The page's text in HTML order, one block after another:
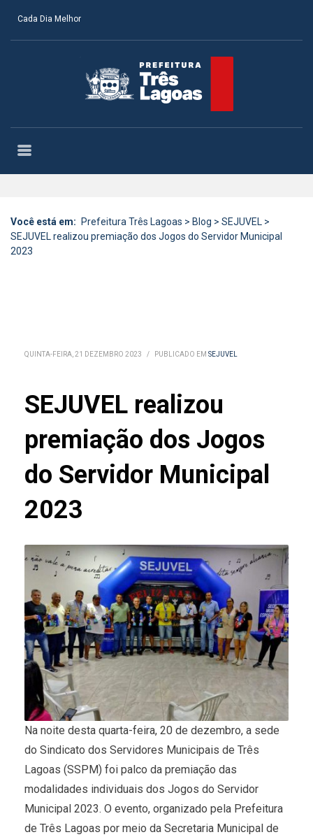
Cada Dia Melhor
Você está em: Prefeitura Três Lagoas > Blog > SEJUVEL >
SEJUVEL realizou premiação dos Jogos do Servidor Municipal
2023
QUINTA-FEIRA, 21 DEZEMBRO 2023 / PUBLICADO EM SEJUVEL
SEJUVEL realizou
premiação dos Jogos
do Servidor Municipal
2023
Na noite desta quarta-feira, 20 de dezembro, a sede
do Sindicato dos Servidores Municipais de Três
Lagoas (SSPM) foi palco da premiação das
modalidades individuais dos Jogos do Servidor
Municipal 2023. O evento, organizado pela Prefeitura
de Três Lagoas por meio da Secretaria Municipal de